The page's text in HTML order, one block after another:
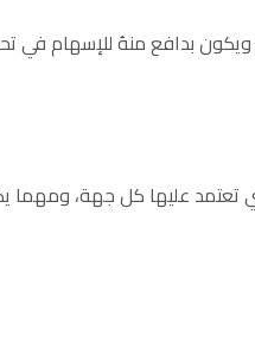
بدافع منهُ للإسهام في
تعتمد عليها كل جهة،